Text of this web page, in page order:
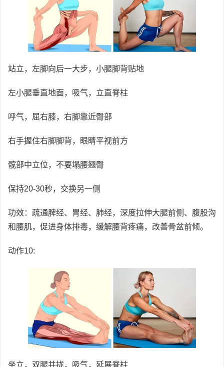
站立，左脚向后一大步，小腿脚背贴地
左小腿垂直地面，吸气，立直脊柱
呼气，屈右膝，右脚靠近臀部
右手握住右脚脚背，眼睛平视前方
髋部中立位，不要塌腰翘臀
保持20-30秒，交换另一侧
功效：疏通脾经、胃经、肺经，深度拉伸大腿前侧、腹股沟
和腰肌，促进身体排毒，缓解腰背疼痛，改善骨盆前倾。
动作10:
坐立，双腿并拢，吸气，延展脊柱